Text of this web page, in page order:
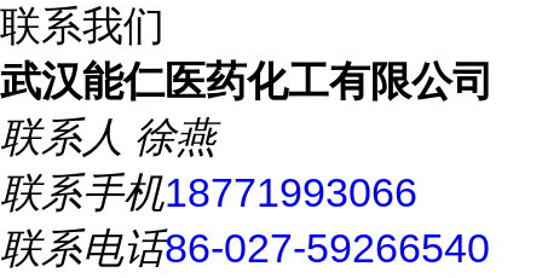
联系我们
武汉能仁医药化工有限公司
联系人 徐燕
联系手机18771993066
联系电话86-027-59266540